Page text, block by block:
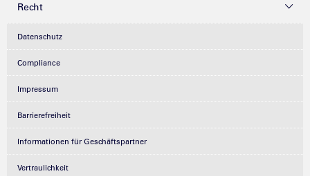
Recht
Datenschutz
Compliance
Impressum
Barrierefreiheit
Informationen für Geschäftspartner
Vertraulichkeit